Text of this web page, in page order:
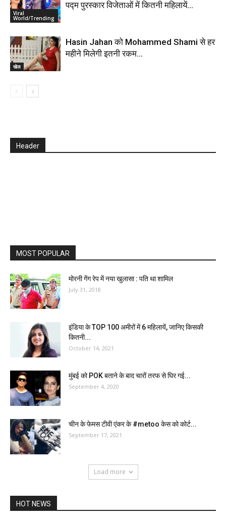
Viral
World/Trending
पद्म पुरस्कार विजेताओं में कितनी महिलायें…
खेल
Hasin Jahan को Mohammed Shami से हर
महीने मिलेगी इतनी रकम…
Header
MOST POPULAR
मोरनी गेंग रेप में नया खुलासा : पति था शामिल
July 31, 2018
इंडिया के TOP 100 अमीरों में 6 महिलायें, जानिए किसकी
कितनी...
October 14, 2021
मुंबई को POK बताने के बाद चारों तरफ से घिर गई...
September 4, 2020
चीन के फेमस टीवी एंकर के #metoo केस को कोर्ट...
September 17, 2021
Load more
HOT NEWS